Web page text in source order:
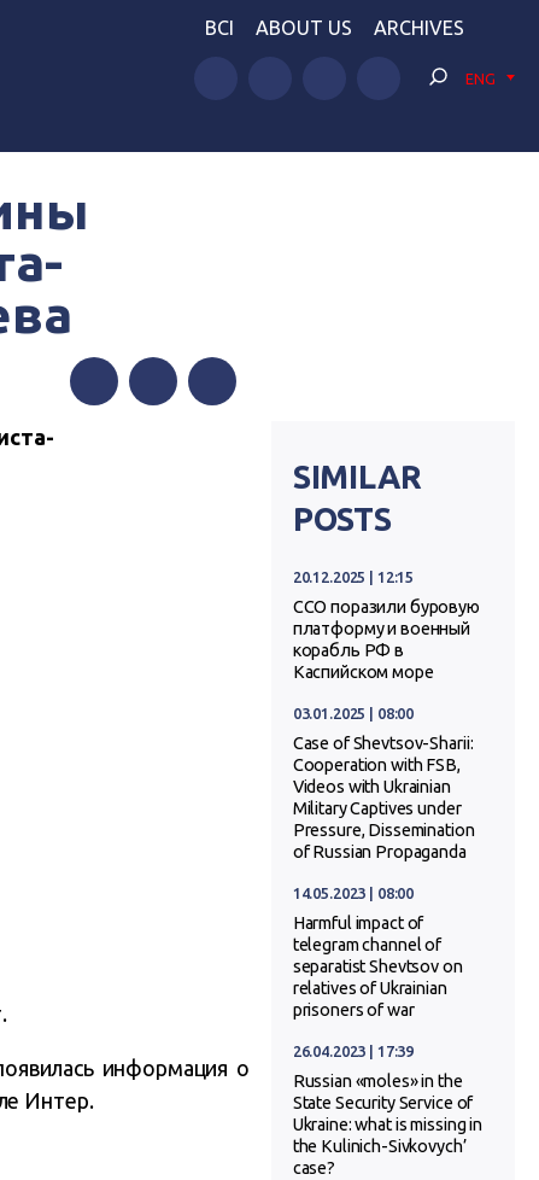
BCI ABOUT US ARCHIVES
ENG
информация о
Интер.
SIMILAR
POSTS
20.12.2025 | 12:15
ССО поразили буровую
платформу и военный
корабль РФ в
Каспийском море
03.01.2025 | 08:00
Case of Shevtsov-Sharii:
Cooperation with FSB,
Videos with Ukrainian
Military Captives under
Pressure, Dissemination
of Russian Propaganda
14.05.2023 | 08:00
Harmful impact of
telegram channel of
separatist Shevtsov on
relatives of Ukrainian
prisoners of war
26.04.2023 | 17:39
Russian «moles» in the
State Security Service of
Ukraine: what is missing in
the Kulinich-Sivkovych’
case?